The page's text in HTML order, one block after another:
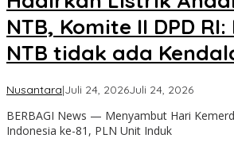
NTB, Komite II DPD
NTB tidak ada
Nusantara|Juli 24, 2026Juli 24, 2026oleh
BERBAGI News — Menyambut Hari
Indonesia ke-81, PLN Unit Induk